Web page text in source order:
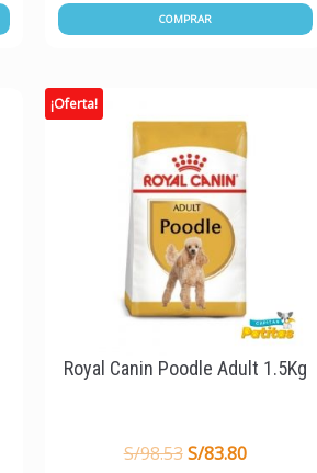
COMPRAR
¡Oferta!
Royal Canin Poodle Adult 1.5Kg
S/98.53S/83.80